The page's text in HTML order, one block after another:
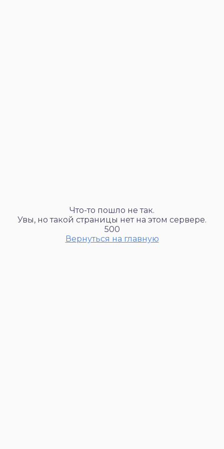
Что-то пошло не так.
Увы, но такой страницы нет на этом сервере.
500
Вернуться на главную